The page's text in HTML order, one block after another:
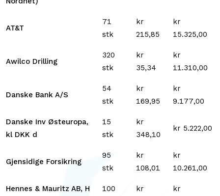
AT&T
71
stk
kr
215,85
kr
15.325,00
Awilco Drilling
320
stk
kr
35,34
kr
11.310,00
Danske Bank A/S
54
stk
kr
169,95
kr
9.177,00
Danske Inv Østeuropa,
kl DKK d
15
stk
kr
348,10
kr 5.222,00
Gjensidige Forsikring
95
stk
kr
108,01
kr
10.261,00
Hennes & Mauritz AB, H
100
kr
kr